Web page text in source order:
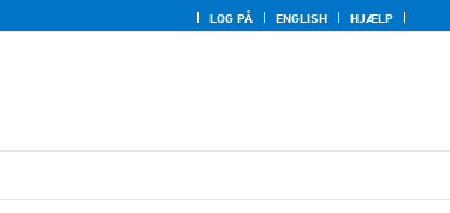
LOG PÅ ENGLISH HJÆLP